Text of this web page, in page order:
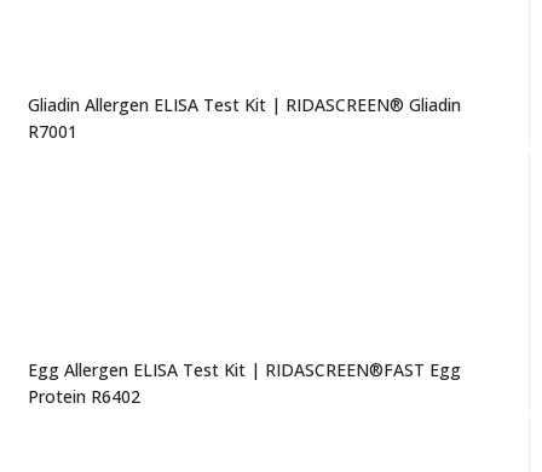
Gliadin Allergen ELISA Test Kit | RIDASCREEN® Gliadin
R7001
Egg Allergen ELISA Test Kit | RIDASCREEN®FAST Egg
Protein R6402